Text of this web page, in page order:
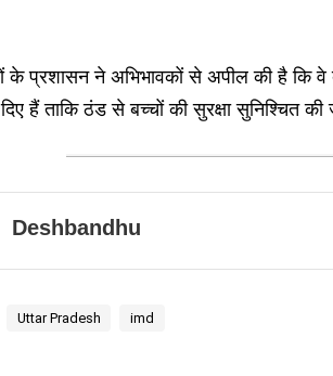
प्रशासन ने अभिभावकों से अपील की है कि
हैं ताकि ठंड से बच्चों की सुरक्षा सुनिश्चित
Deshbandhu
Uttar Pradesh imd